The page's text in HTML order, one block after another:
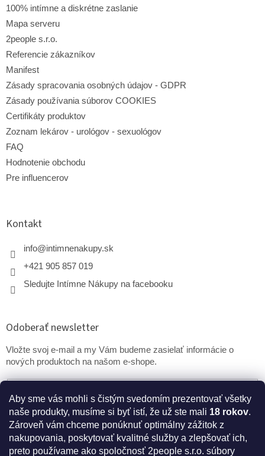
Aby sme vás mohli s čistým svedomím prezentovať všetky
naše produkty, musíme si byť istí, že už ste mali 18 rokov.
Zároveň vám chceme ponúknuť optimálny zážitok z
nakupovania, poskytovať kvalitné služby a zlepšovať ich,
preto používame ako spoločnosť 2people s.r.o. súbory
100% intímne a diskrétne zaslanie
Mapa serveru
2people s.r.o.
Referencie zákazníkov
Manifest
Zásady spracovania osobných údajov - GDPR
Zásady používania súborov COOKIES
Certifikáty produktov
Zoznam lekárov - urológov - sexuológov
FAQ
Hodnotenie obchodu
Pre influencerov
Kontakt
info@intimnenakupy.sk
+421 905 857 019
Sledujte Intímne Nákupy na facebooku
Odoberať newsletter
Vložte svoj e-mail a my Vám budeme zasielať informácie o
nových produktoch na našom e-shope.
PRIHLÁSIŤ SA